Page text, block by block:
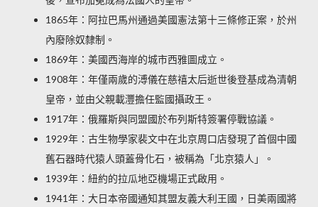
1865年：阿拉巴馬州通過美國憲法第十三條修正案，於州
內廢除奴隸制。
1869年：美國西海岸的城市西雅圖成立。
1908年：年僅兩歲的溥儀在慈禧太后逝世後登基成為清朝
皇帝，並由父親載灃擔任監國攝政王。
1917年：俄羅斯與同盟國於布列斯特簽署停戰協議。
1929年：古生物學家裴文中在北京周口店發現了首個中國
舊石器時代猿人頭蓋骨化石，被稱為「北京猿人」。
1939年：紐約的拉瓜地亞機場正式啟用。
1941年：大日本帝國通知其盟友義大利王國，日美兩國將